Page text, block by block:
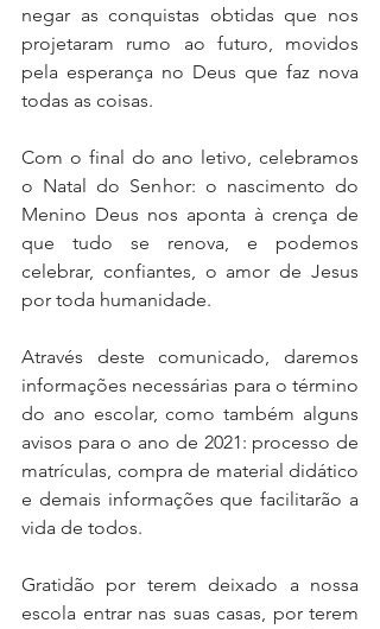
negar as conquistas obtidas que nos
projetaram rumo ao futuro, movidos
pela esperança no Deus que faz nova
todas as coisas.
Com o final do ano letivo, celebramos
o Natal do Senhor: o nascimento do
Menino Deus nos aponta à crença de
que tudo se renova, e podemos
celebrar, confiantes, o amor de Jesus
por toda humanidade.
Através deste comunicado, daremos
informações necessárias para o término
do ano escolar, como também alguns
avisos para o ano de 2021: processo de
matrículas, compra de material didático
e demais informações que facilitarão a
vida de todos.
Gratidão por terem deixado a nossa
escola entrar nas suas casas, por terem